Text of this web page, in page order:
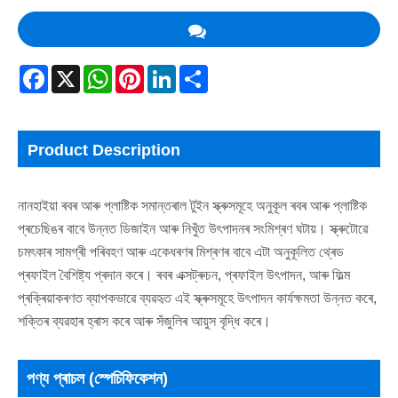
Facebook
X WhatsAppPinterestLinkedIn
Product Description
নানহাইয়া ৰবৰ আৰু প্লাষ্টিক সমান্তৰাল টুইন স্ক্ৰুসমূহে অনুকূল ৰবৰ আৰু প্লাষ্টিক
প্ৰচেছিঙৰ বাবে উন্নত ডিজাইন আৰু নিখুঁত উৎপাদনৰ সংমিশ্ৰণ ঘটায়। স্ক্ৰুটোৱে
চমৎকাৰ সামগ্ৰী পৰিবহণ আৰু একেধৰণৰ মিশ্ৰণৰ বাবে এটা অনুকূলিত থ্ৰেড
প্ৰফাইল বৈশিষ্ট্য প্ৰদান কৰে। ৰবৰ এক্সট্ৰুচন, প্ৰফাইল উৎপাদন, আৰু ফিল্ম
প্ৰক্ৰিয়াকৰণত ব্যাপকভাৱে ব্যৱহৃত এই স্ক্ৰুসমূহে উৎপাদন কাৰ্যক্ষমতা উন্নত কৰে,
শক্তিৰ ব্যৱহাৰ হ্ৰাস কৰে আৰু সঁজুলিৰ আয়ুস বৃদ্ধি কৰে।
পণ্য প্ৰাচল (স্পেচিফিকেশন)